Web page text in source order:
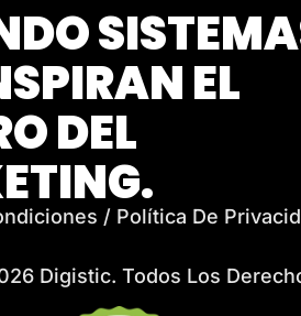
EL
DEL
/ Política De
Digistic. Todos Los